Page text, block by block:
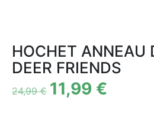
HOCHET ANNEAU
DEER FRIENDS
24,99€ 11,99 €